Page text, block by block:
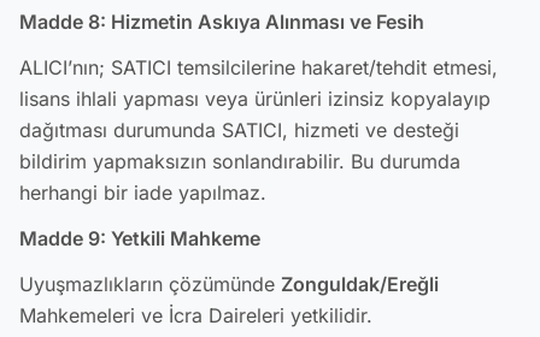
Madde 8: Hizmetin Askıya Alınması ve Fesih
ALICI’nın; SATICI temsilcilerine hakaret/tehdit etmesi,
lisans ihlali yapması veya ürünleri izinsiz kopyalayıp
dağıtması durumunda SATICI, hizmeti ve desteği
bildirim yapmaksızın sonlandırabilir. Bu durumda
herhangi bir iade yapılmaz.
Madde 9: Yetkili Mahkeme
Uyuşmazlıkların çözümünde Zonguldak/Ereğli
Mahkemeleri ve İcra Daireleri yetkilidir.